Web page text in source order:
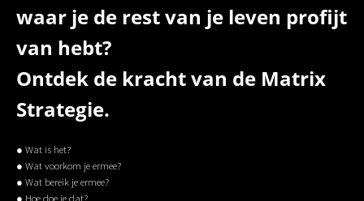
waar je de rest van je leven profijt
van hebt?
Ontdek de kracht van de Matrix
Strategie.
● Wat is het?
● Wat voorkom je ermee?
● Wat bereik je ermee?
● Hoe doe je dat?